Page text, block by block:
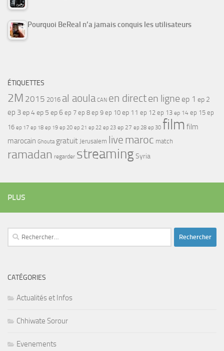
Pourquoi BeReal n’a jamais conquis les utilisateurs
ÉTIQUETTES
2M 2015 2016 al aoula CAN en directen ligne ep 1 ep 2
ep 3ep 4ep 5 ep 6 ep 7 ep 8 ep 9 ep 10 ep 11 ep 12 ep 13 ep 14 ep 15 ep
16 ep 17 ep 18 ep 19 ep 20 ep 21 ep 22 ep 23 ep 27 ep 28 ep 30 film film
marocain Ghouta gratuit Jerusalem live maroc match
ramadan regarder streamingSyria
PLUS
Rechercher :
CATÉGORIES
Actualités et Infos
Chhiwate Sorour
Evenements